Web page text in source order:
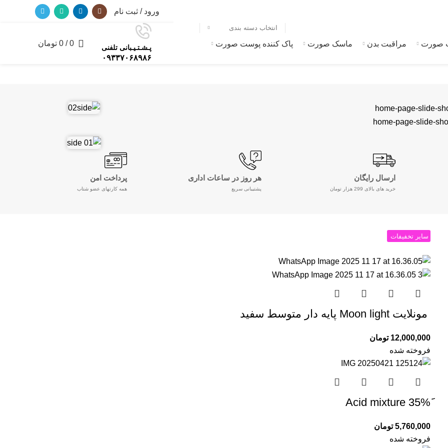
انتخاب دسته بندی
ورود / ثبت نام
صورت مراقبت بدن ماسک صورت پاک کننده پوست صورت پـشـتـیـبانی تلفنی
۰۹۳۳۷۰۶۸۹۸۶
0
/
0 تومان
پرداخت امن
همه کارتهای عضو شتاب
هر روز در ساعات اداری
پشتیبانی سریع
ارسال رایگان
خرید های بالای 299 هزار تومان
سایر تخفیفات
مونلایت Moon light پایه دار متوسط سفید
12,000,000 تومان
فروخته شده
5,760,000 تومان
فروخته شده